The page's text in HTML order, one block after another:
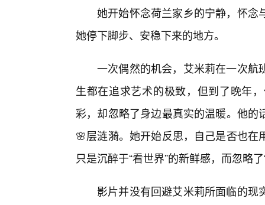
她开始怀念荷兰家乡的宁静，怀念
她停下脚步、安稳下来的地方。
一次偶然的机会，艾米莉在一次航
生都在追求艺术的极致，但到了晚年
彩，却忽略了身边最真实的温暖。他
🌸层涟漪。她开始反思，自己是否也
只是沉醉于“看世界”的新鲜感，而忽略
影片并没有回避艾米莉所面临的